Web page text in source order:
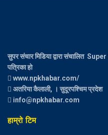
सुपर संचार मिडिया द्वारा संचालित
पत्रिका हो
www.npkhabar.com/
अतरिया कैलाली, । सुदूरपश्चिम प्रदेश
info@npkhabar.com
हाम्रो टिम